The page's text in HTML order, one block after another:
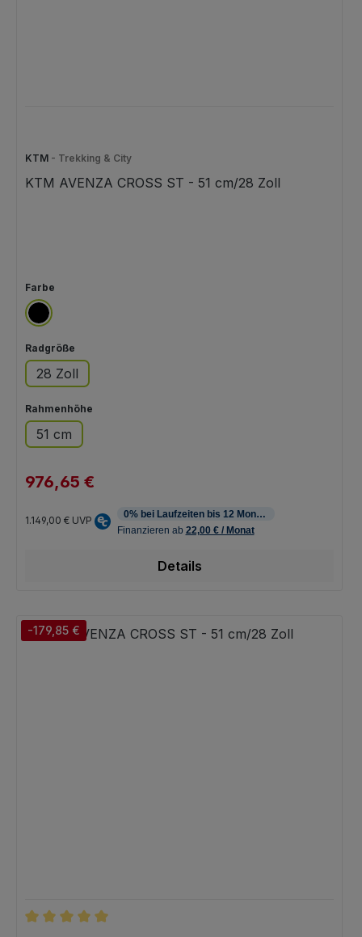
KTM - Trekking & City
KTM AVENZA CROSS ST - 51 cm/28 Zoll
Farbe
schwarz
Radgröße
28 Zoll
Rahmenhöhe
51 cm
Verkaufspreis:
976,65 €
1.149,00 € UVP
Details
-179,85 €